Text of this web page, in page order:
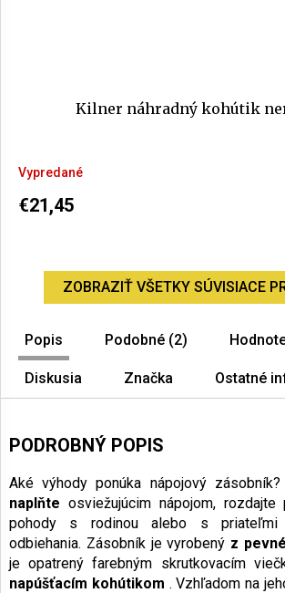
Kilner náhradný kohútik
hodnotenie
produktu
hviezdičiek.
Vypredané
€21,45
ZOBRAZIŤ VŠETKY SÚVISIACE
Popis Podobné (2)
Diskusia Značka Ostatné
PODROBNÝ POPIS
Aké výhody ponúka nápojový zásobník?
naplňte osviežujúcim nápojom, rozdajte
pohody s rodinou alebo s priateľmi
odbiehania. Zásobník je vyrobený z
je opatrený farebným skrutkovacím
napúšťacím kohútikom . Vzhľadom na